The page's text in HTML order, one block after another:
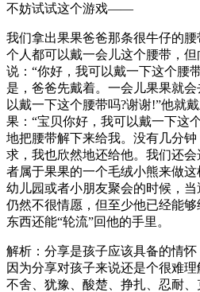
不妨试试这个游戏——
我们拿出果果爸爸那条很牛仔的
个人都可以戴一会儿这个腰带，
说：“你好，我可以戴一下这个腰
是，爸爸先戴着。一会儿果果就
以戴一下这个腰带吗?谢谢!”他就
果：“宝贝你好，我可以戴一下这
地把腰带解下来给我。没有几分
求，我也欣然地还给他。我们还
者属于果果的一个毛绒小熊来做
幼儿园或者小朋友聚会的时候，
仍然不很情愿，但至少他已经能
东西还能“轮流”回他的手里。
解析：分享是孩子应该具备的情怀
因为分享对孩子来说还是个很难
不舍、犹豫、酸楚、挣扎、忍耐